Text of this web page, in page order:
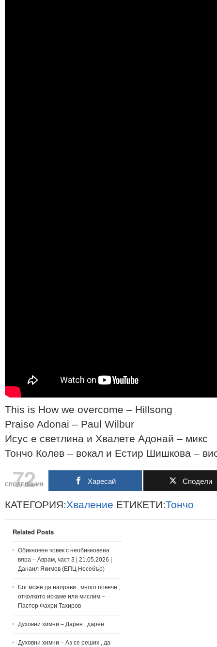
This is How we overcome – Hillsong
Praise Adonai – Paul Wilbur
Исус е светлина и Хвалете Адонай – микс
Тончо Колев – вокал и Естир Шишкова –
72
СПОДЕЛЯНИЯ Харесай Сподели
КАТЕГОРИЯ:Хваление ЕТИКЕТИ:Тончо
Related Posts
Обикновен човек с необикновена
вяра – Аврам, част 3 | 21.05.2026 |
Данаил Якимов (ЕПЦ Несебър)
Бог може да направи , много повече ,
отколкото искаме или мислим –
Пастор Фахри Тахиров
Духовни химни – Дарен , дарен
Духовни химни – Аз се реших , да